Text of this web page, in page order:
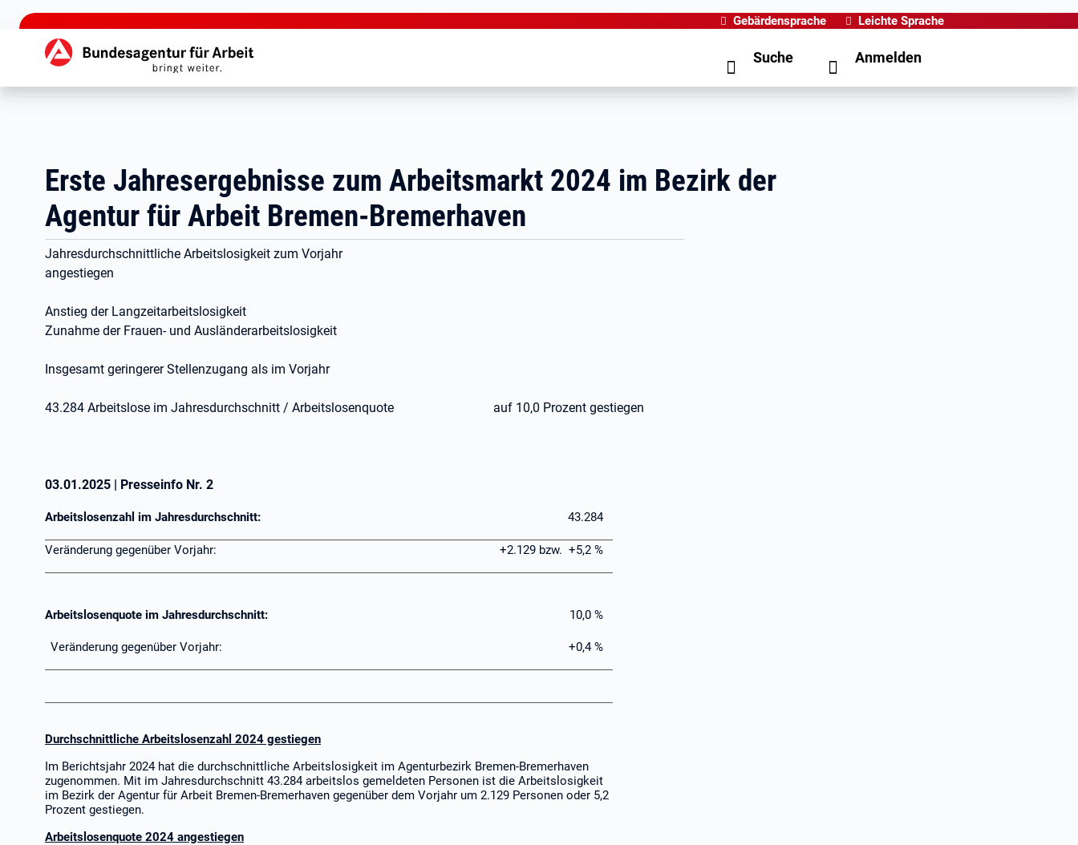
zu den Hauptinhalten springen
Gebärdensprache Leichte Sprache
Hauptnavigation Suche Anmelden
Erste Jahresergebnisse zum Arbeitsmarkt 2024 im Bezirk der
Agentur für Arbeit Bremen-Bremerhaven
Jahresdurchschnittliche Arbeitslosigkeit zum Vorjahr
angestiegen
Anstieg der Langzeitarbeitslosigkeit
Zunahme der Frauen- und Ausländerarbeitslosigkeit
Insgesamt geringerer Stellenzugang als im Vorjahr
43.284 Arbeitslose im Jahresdurchschnitt / Arbeitslosenquote auf 10,0 Prozent gestiegen
03.01.2025 | Presseinfo Nr. 2
Arbeitslosenzahl im Jahresdurchschnitt: 43.284
Veränderung gegenüber Vorjahr: +2.129 bzw. +5,2 %
Arbeitslosenquote im Jahresdurchschnitt:
Veränderung gegenüber Vorjahr:
10,0 %
+0,4 %
Durchschnittliche Arbeitslosenzahl 2024 gestiegen
Im Berichtsjahr 2024 hat die durchschnittliche Arbeitslosigkeit im Agenturbezirk Bremen-Bremerhaven
zugenommen. Mit im Jahresdurchschnitt 43.284 arbeitslos gemeldeten Personen ist die Arbeitslosigkeit
im Bezirk der Agentur für Arbeit Bremen-Bremerhaven gegenüber dem Vorjahr um 2.129 Personen oder 5,2
Prozent gestiegen.
Arbeitslosenquote 2024 angestiegen